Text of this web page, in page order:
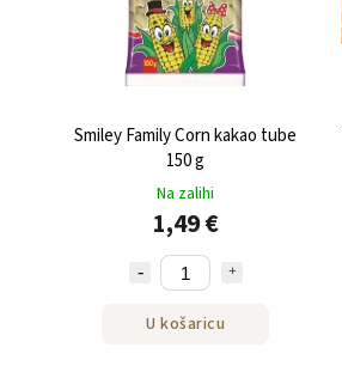
Smiley Family Corn kakao tube
150 g
Na zalihi
1,49 €
U košaricu